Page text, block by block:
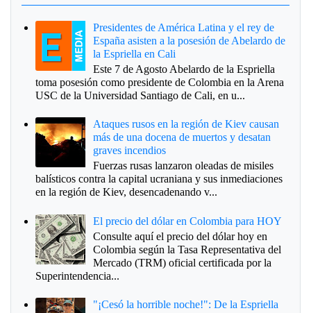
Presidentes de América Latina y el rey de
España asisten a la posesión de Abelardo de
la Espriella en Cali
Este 7 de Agosto Abelardo de la Espriella
toma posesión como presidente de Colombia en la Arena
USC de la Universidad Santiago de Cali, en u...
Ataques rusos en la región de Kiev causan
más de una docena de muertos y desatan
graves incendios
Fuerzas rusas lanzaron oleadas de misiles
balísticos contra la capital ucraniana y sus inmediaciones
en la región de Kiev, desencadenando v...
El precio del dólar en Colombia para HOY
Consulte aquí el precio del dólar hoy en
Colombia según la Tasa Representativa del
Mercado (TRM) oficial certificada por la
Superintendencia...
"¡Cesó la horrible noche!": De la Espriella